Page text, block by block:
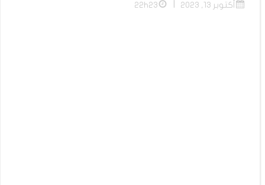
أكتوبر 13, 2023 22h23